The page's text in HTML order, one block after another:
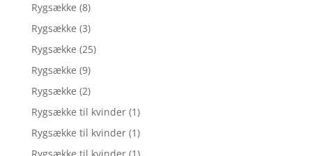
Rygsække (8)
Rygsække (3)
Rygsække (25)
Rygsække (9)
Rygsække (2)
Rygsække til kvinder (1)
Rygsække til kvinder (1)